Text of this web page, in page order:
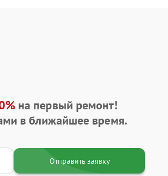
на первый ремонт!
в ближайшее время.
Отправить заявку